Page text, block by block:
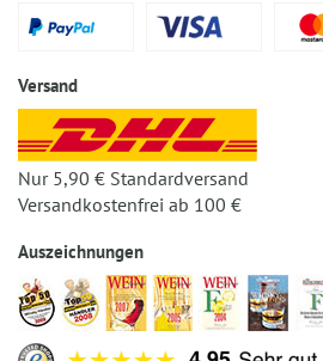
Versand
Nur 5,90 € Standardversand
Versandkostenfrei ab 100 €
Auszeichnungen